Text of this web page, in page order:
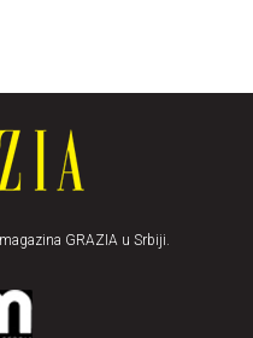
GRAZIA u Srbiji.